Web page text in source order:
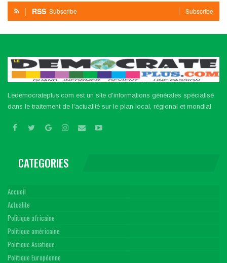
RSS Subscribe Subscribe
Ledemocrateplus.com est un site d'informations générales spécialisé
dans le traitement de l'actualité sur le plan local, régional et mondial.
CATEGORIES
Accueil
Actualite
Politique africaine
Politique américaine
Politique Asiatique
Politique Européenne